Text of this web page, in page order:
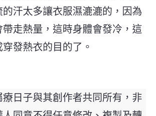
的汗太多讓衣服濕漉漉的，因為
帶走熱量，這時身體會發冷，這
發熱衣的目的了。
療日子與其創作者共同所有，非